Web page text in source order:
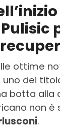
ottime
dei
botta alla
non
.